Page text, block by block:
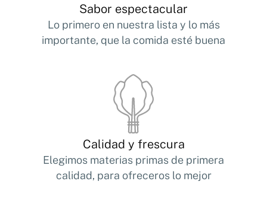
Sabor espectacular
Lo primero en nuestra lista y lo más
importante, que la comida esté buena
Calidad y frescura
Elegimos materias primas de primera
calidad, para ofreceros lo mejor